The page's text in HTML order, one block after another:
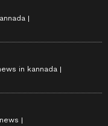
in kannada